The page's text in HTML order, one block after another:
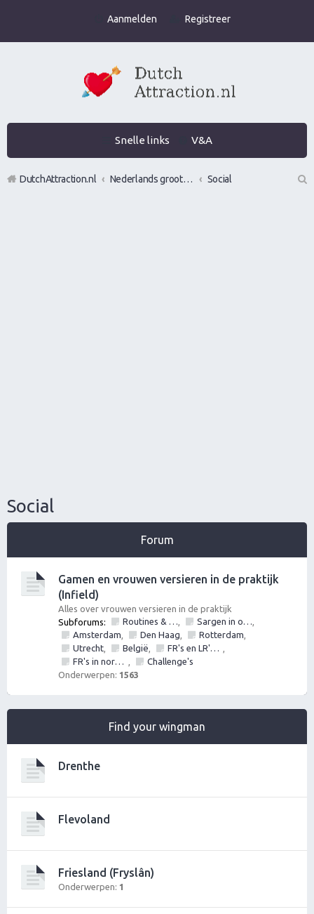
Aanmelden Registreer
Snelle links V&A
DutchAttraction.nl Nederlands grootste Dutch Attraction, Lifestyle, Vrouwen versieren en Pick-Up (PUA) Forum
Social
Social
Forum
Gamen en vrouwen versieren in de praktijk
(Infield)
Alles over vrouwen versieren in de praktijk
Subforums:
Routines & Games mbt vrouwen versieren, verleiden, ontmoeten en daten , Sargen in of vrouwen versieren op locatie in?
,
Amsterdam, Den Haag, Rotterdam,
Utrecht, België, FR's en LR's (alles mag fotos, nummers, etc)
,
FR's in normal life
,
Challenge's
Onderwerpen: 1563
Find your wingman
Drenthe
Flevoland
Friesland (Fryslân)
Onderwerpen: 1